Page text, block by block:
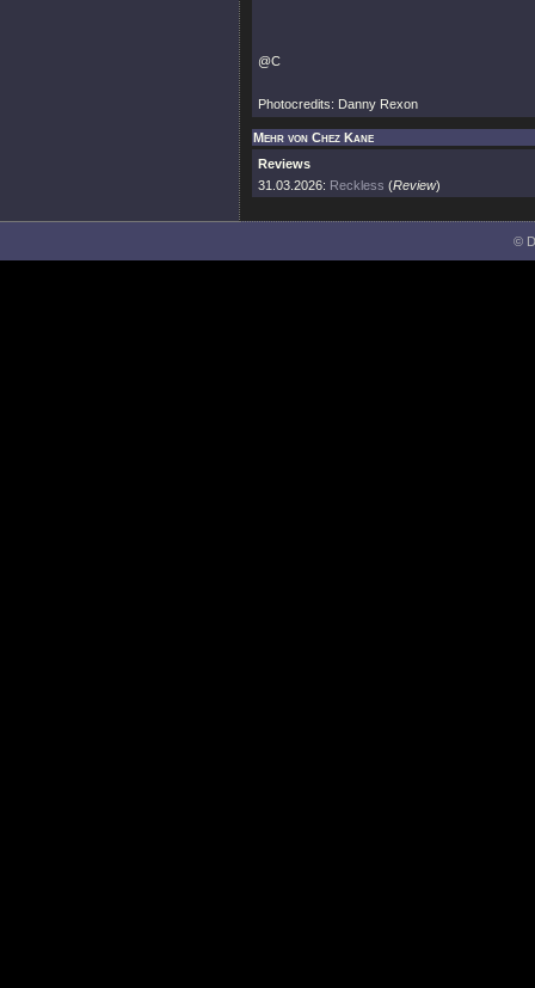
@C
Photocredits: Danny Rexon
Mehr von Chez Kane
Reviews
31.03.2026: Reckless (Review)
©